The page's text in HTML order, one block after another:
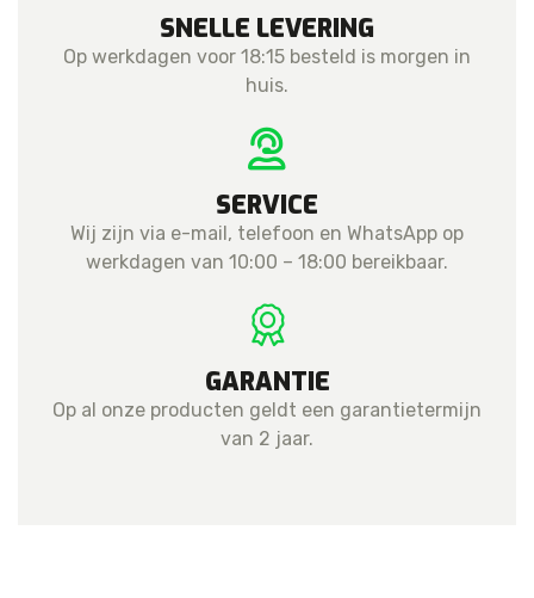
SNELLE LEVERING
Op werkdagen voor 18:15 besteld is morgen in
huis.
SERVICE
Wij zijn via e-mail, telefoon en WhatsApp op
werkdagen van 10:00 – 18:00 bereikbaar.
GARANTIE
Op al onze producten geldt een garantietermijn
van 2 jaar.